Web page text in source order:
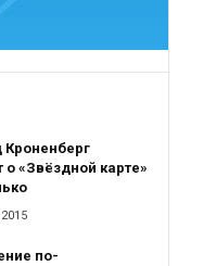
Кроненберг
о «Звёздной карте»
по-